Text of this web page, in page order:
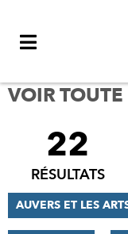
VOIR
FILTRER
RÉSULTATS
22
RÉSULTATS
AUVERS ET LES